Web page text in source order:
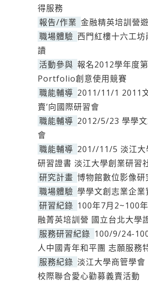
得服務
報告/作業 金融精英培訓營
職場體驗 西門紅樓十六工
讀
活動參與 報名2012學年度
Portfolio創意使用競賽
職能輔導 2011/11/1 2011
賣’向國際研習會
職能輔導 2012/5/23 學學
會
職能輔導 201//11/5 淡江大
研習證書 淡江大學創業研習
研究計畫 博物館數位影像研
職場體驗 學學文創志業企業
研習紀錄 100年7月2~100
融菁英培訓營 國立台北大學
服務研習紀錄 100/9/24-
人中國青年和平團 志願服務
服務紀錄 淡江大學商管學
校際聯合愛心勸募義賣活動